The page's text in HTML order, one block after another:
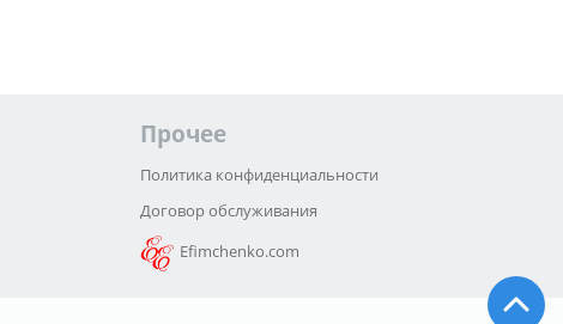
Прочее
Политика конфиденциальности
Договор обслуживания
Efimchenko.com